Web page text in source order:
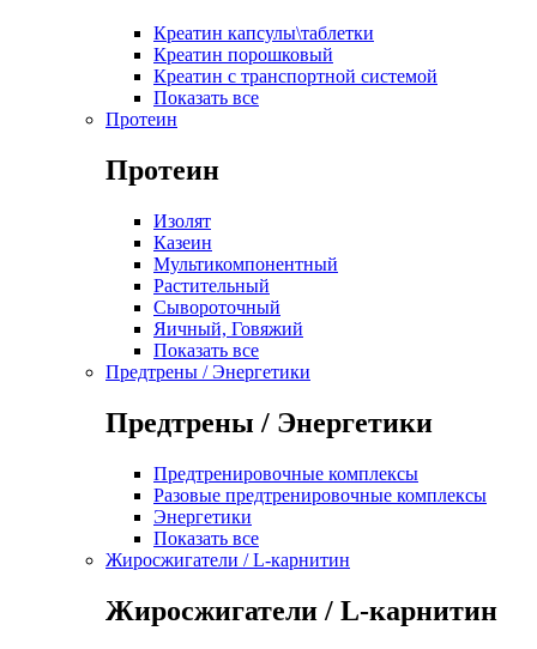
Креатин капсулы\таблетки
Креатин порошковый
Креатин с транспортной системой
Показать все
Протеин
Протеин
Изолят
Казеин
Мультикомпонентный
Растительный
Сывороточный
Яичный, Говяжий
Показать все
Предтрены / Энергетики
Предтрены / Энергетики
Предтренировочные комплексы
Разовые предтренировочные комплексы
Энергетики
Показать все
Жиросжигатели / L-карнитин
Жиросжигатели / L-карнитин